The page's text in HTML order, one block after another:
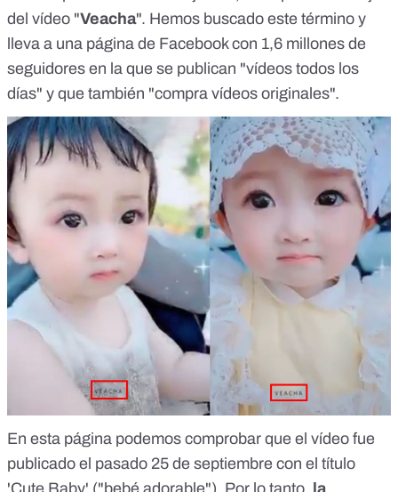
del vídeo "Veacha". Hemos buscado este término y
lleva a una página de Facebookcon 1,6 millones de
seguidores en la que se publican "vídeos todos los
días" y que también "compra vídeos originales".
En esta página podemos comprobar que el vídeo fue
publicado el pasado 25 de septiembre con el título
'Cute Baby' ("bebé adorable"). Por lo tanto, la